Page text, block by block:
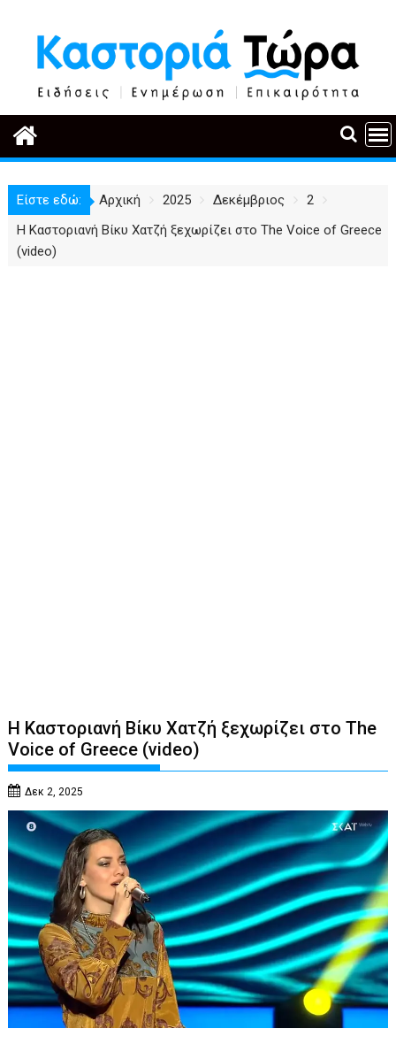
περιεχόμενο
Είστε εδώ: Αρχική 2025 Δεκέμβριος
2
Η Καστοριανή Βίκυ Χατζή ξεχωρίζει στο The Voice of Greece
(video)
Η Καστοριανή Βίκυ Χατζή ξεχωρίζει στο The
Voice of Greece (video)
Δεκ 2, 2025